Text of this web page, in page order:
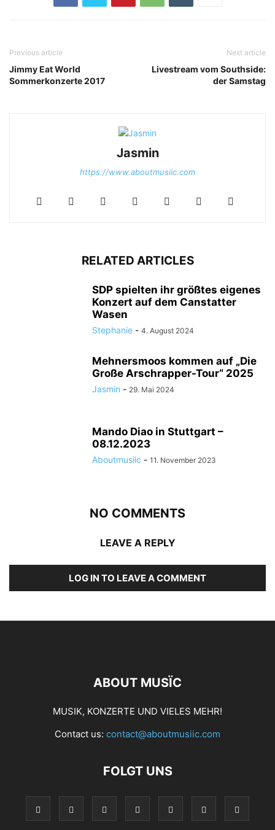
Previous article
Jimmy Eat World
Sommerkonzerte 2017
Next article
Livestream vom Southside:
der Samstag
Jasmin
https://www.aboutmusiic.com
RELATED ARTICLES
SDP spielten ihr größtes eigenes
Konzert auf dem Canstatter
Wasen
Stephanie - 4. August 2024
Mehnersmoos kommen auf „Die
Große Arschrapper-Tour“ 2025
Jasmin - 29. Mai 2024
Mando Diao in Stuttgart –
08.12.2023
Aboutmusiic - 11. November 2023
NO COMMENTS
LEAVE A REPLY
LOG IN TO LEAVE A COMMENT
ABOUT MUSÏC
MUSIK, KONZERTE UND VIELES MEHR!
Contact us: contact@aboutmusiic.com
FOLGT UNS